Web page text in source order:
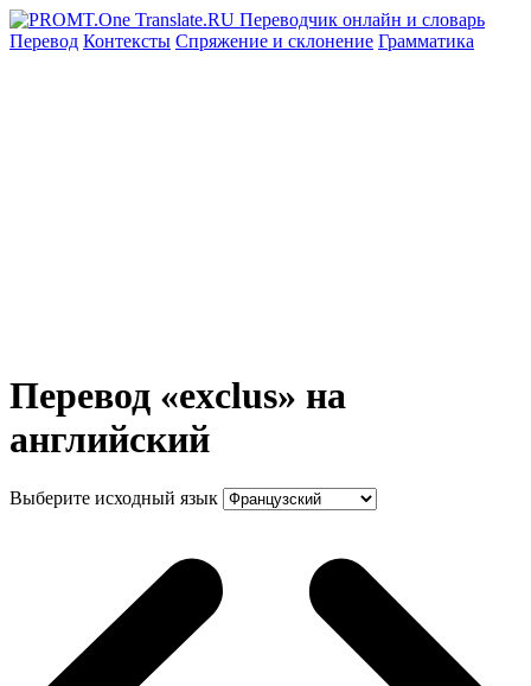
Перевод Контексты Спряжение и склонение Грамматика
Перевод «exclus» на
английский
Выберите исходный язык